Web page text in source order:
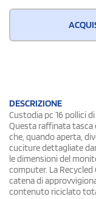
DESCRIZIONE
Custodia pc 16 pollici
Questa raffinata tasca
che, quando aperta,
cuciture dettagliate
le dimensioni del
computer. La Recycled
catena di
contenuto riciclato